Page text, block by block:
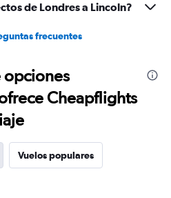
de Londres a Lincoln?
frecuentes
opciones
Cheapflights
Vuelos populares